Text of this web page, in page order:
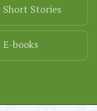
Stories
books